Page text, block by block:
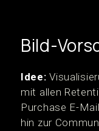
Bild-
Idee:
mit allen
Purchase E-
hin zur